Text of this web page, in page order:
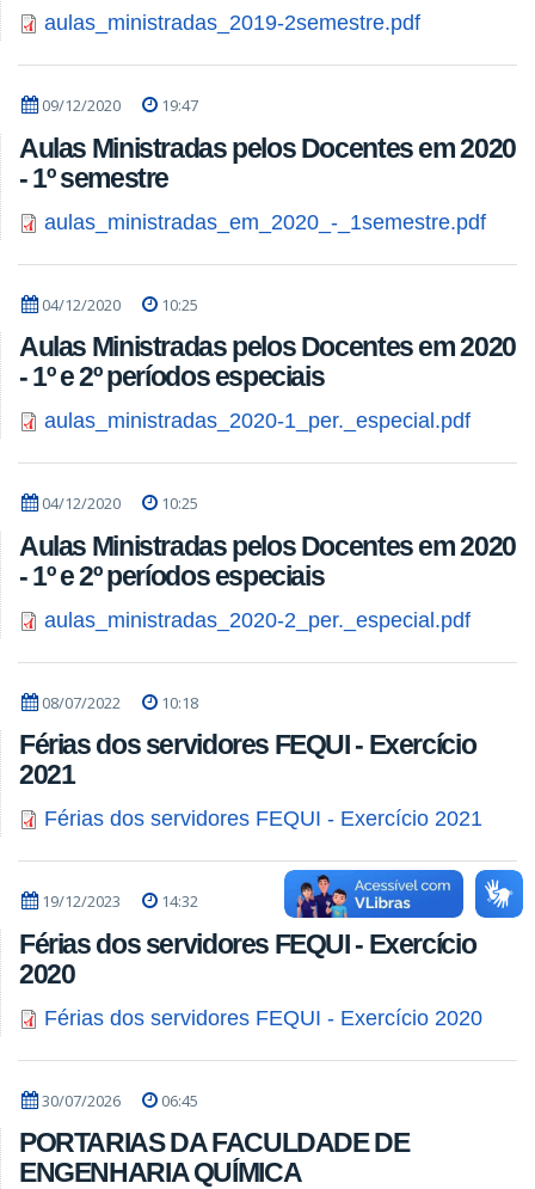
aulas_ministradas_2019-2semestre.pdf
09/12/2020 19:47
Aulas Ministradas pelos Docentes em 2020
- 1º semestre
aulas_ministradas_em_2020_-_1semestre.pdf
04/12/2020 10:25
Aulas Ministradas pelos Docentes em 2020
- 1º e 2º períodos especiais
aulas_ministradas_2020-1_per._especial.pdf
04/12/2020 10:25
Aulas Ministradas pelos Docentes em 2020
- 1º e 2º períodos especiais
aulas_ministradas_2020-2_per._especial.pdf
08/07/2022 10:18
Férias dos servidores FEQUI - Exercício
2021
Férias dos servidores FEQUI - Exercício 2021
19/12/2023 14:32
Férias dos servidores FEQUI - Exercício
2020
Férias dos servidores FEQUI - Exercício 2020
30/07/2026 06:45
PORTARIAS DA FACULDADE DE
ENGENHARIA QUÍMICA